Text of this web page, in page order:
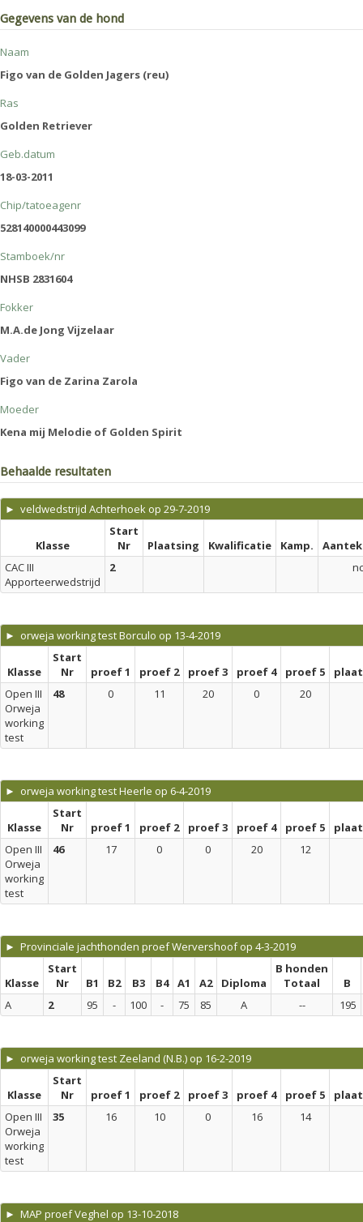
Gegevens van de hond
Naam
Figo van de Golden Jagers (reu)
Ras
Golden Retriever
Geb.datum
18-03-2011
Chip/tatoeagenr
528140000443099
Stamboek/nr
NHSB 2831604
Fokker
M.A.de Jong Vijzelaar
Vader
Figo van de Zarina Zarola
Moeder
Kena mij Melodie of Golden Spirit
Behaalde resultaten
► veldwedstrijd Achterhoek op 29-7-2019
Klasse
Start
Nr
Plaatsing Kwalificatie Kamp.
CAC III
Apporteerwedstrijd
2 nc
► orweja working test Borculo op 13-4-2019
Klasse
Start
Nr
proef 1 proef 2 proef 3 proef 4 proef 5
Open III
Orweja
working
test
48 0 11 20 0 20
► orweja working test Heerle op 6-4-2019
Klasse
Start
Nr
proef 1 proef 2 proef 3 proef 4 proef 5
Open III
Orweja
working
test
46 17 0 0 20 12
► Provinciale jachthonden proef Wervershoof op 4-3-2019
Klasse
Start
Nr
B1 B2 B3 B4 A1 A2 Diploma
B honden
Totaal
B
A
2 95 - 100 - 75 85 A -- 195
► orweja working test Zeeland (N.B.) op 16-2-2019
Klasse
Start
Nr
proef 1 proef 2 proef 3 proef 4 proef 5
Open III
Orweja
working
test
35 16 10 0 16 14
► MAP proef Veghel op 13-10-2018